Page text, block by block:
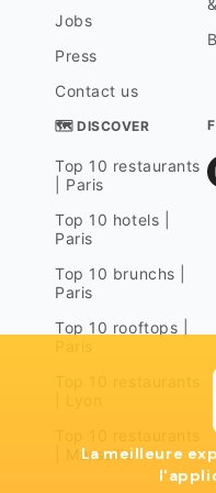
Jobs
Press
Contact us
🗺 DISCOVER
Top 10 restaurants
| Paris
Top 10 hotels |
Paris
Top 10 brunchs |
Paris
Top 10 rooftops |
| Marseille
La meilleure